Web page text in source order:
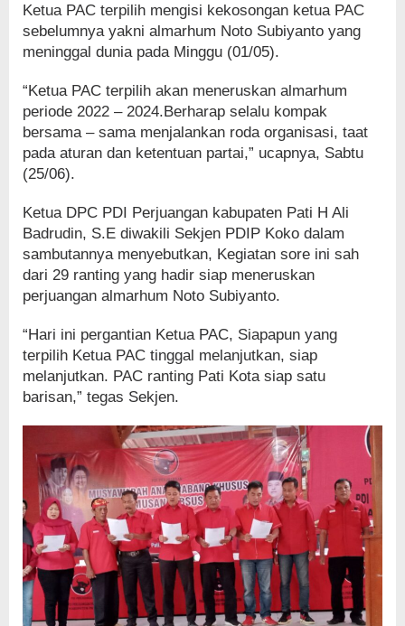
Ketua PAC terpilih mengisi kekosongan ketua PAC
sebelumnya yakni almarhum Noto Subiyanto yang
meninggal dunia pada Minggu (01/05).
“Ketua PAC terpilih akan meneruskan almarhum
periode 2022 – 2024.Berharap selalu kompak
bersama – sama menjalankan roda organisasi, taat
pada aturan dan ketentuan partai,” ucapnya, Sabtu
(25/06).
Ketua DPC PDI Perjuangan kabupaten Pati H Ali
Badrudin, S.E diwakili Sekjen PDIP Koko dalam
sambutannya menyebutkan, Kegiatan sore ini sah
dari 29 ranting yang hadir siap meneruskan
perjuangan almarhum Noto Subiyanto.
“Hari ini pergantian Ketua PAC, Siapapun yang
terpilih Ketua PAC tinggal melanjutkan, siap
melanjutkan. PAC ranting Pati Kota siap satu
barisan,” tegas Sekjen.